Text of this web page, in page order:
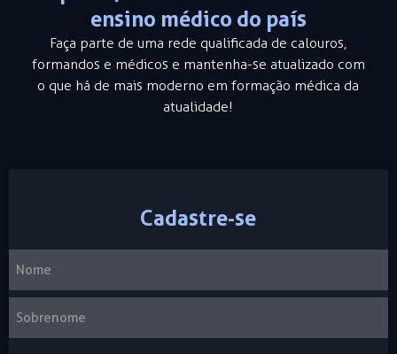
ensino médico do país
Faça parte de uma rede qualificada de calouros,
formandos e médicos e mantenha-se atualizado com
o que há de mais moderno em formação médica da
atualidade!
Nome
Sobrenome
Cadastre-se